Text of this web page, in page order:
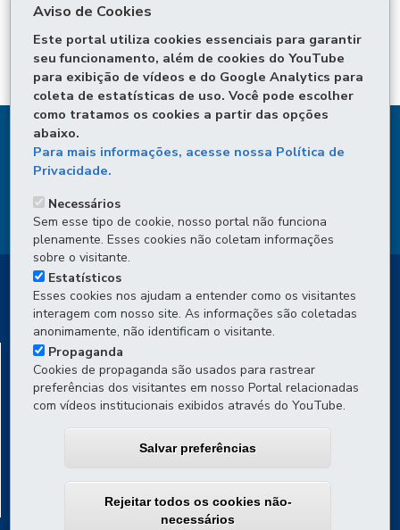
er
p
Baixar
OUVIDORIA
TRANSPARÊNCIA INSTITUCIONAL
DEPARTAMENTO DE TRÂNSITO DO PARANÁ -
DETRAN/PR
Av. Victor Ferreira do Amaral, 2940 - Capão da Imbuia-82800-
sexta, das 8h às 16h
Ouvidoria Detran/PR
Aviso de Cookies
Este portal utiliza cookies essenciais para garantir
seu funcionamento, além de cookies do YouTube
para exibição de vídeos e do Google Analytics para
coleta de estatísticas de uso. Você pode escolher
como tratamos os cookies a partir das opções
abaixo.
Para mais informações, acesse nossa Política de
Privacidade.
Necessários
Sem esse tipo de cookie, nosso portal não funciona
plenamente. Esses cookies não coletam informações
sobre o visitante.
Estatísticos
Esses cookies nos ajudam a entender como os visitantes
interagem com nosso site. As informações são coletadas
anonimamente, não identificam o visitante.
Propaganda
Cookies de propaganda são usados para rastrear
preferências dos visitantes em nosso Portal relacionadas
com vídeos institucionais exibidos através do YouTube.
Salvar preferências
Rejeitar todos os cookies não-
necessários